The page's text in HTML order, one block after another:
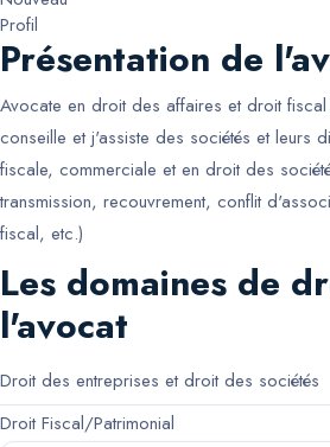
Profil
Présentation de
Avocate en droit des affaires et droit
conseille et j'assiste des sociétés et leurs
fiscale, commerciale et en droit des
transmission, recouvrement, conflit
fiscal, etc.)
Les domaines de
l'avocat
Droit des entreprises et droit des sociétés
Droit Fiscal/Patrimonial